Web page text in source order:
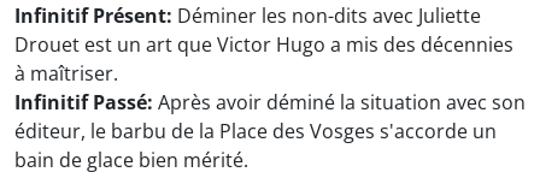
Infinitif Présent: Déminer les non-dits avec Juliette
Drouet est un art que Victor Hugo a mis des décennies
à maîtriser.
Infinitif Passé: Après avoir déminé la situation avec son
éditeur, le barbu de la Place des Vosges s'accorde un
bain de glace bien mérité.